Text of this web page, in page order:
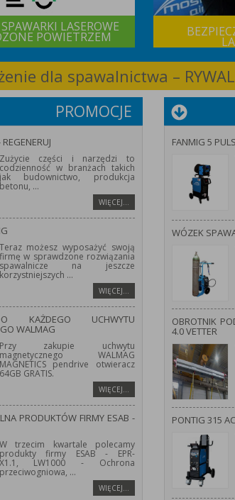
LASEROWE
POWIETRZEM
dla spawalnictwa –
PROMOCJE
Zużycie części i narzędzi to
codzienność w branżach takich
jak budownictwo, produkcja
...
WIĘCEJ…
Teraz możesz wyposażyć swoją
firmę w sprawdzone rozwiązania
spawalnicze na jeszcze
korzystniejszych ...
WIĘCEJ…
KAŻDEGO UCHWYTU
WALMAG
Przy zakupie uchwytu
magnetycznego WALMAG
MAGNETICS pendrive otwieracz
64GB GRATIS.
WIĘCEJ…
PRODUKTÓW FIRMY ESAB -
W trzecim kwartale polecamy
produkty firmy ESAB - EPR-
X1.1, LW1000 - Ochrona
przeciwogniowa, ...
WIĘCEJ…
FANMIG 5
WÓZEK
OBROTNIK
4.0 VETTER
PONTIG 315